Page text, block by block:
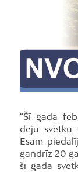
“Šī gada
deju svētku
Esam
gandrīz 20
šī gada